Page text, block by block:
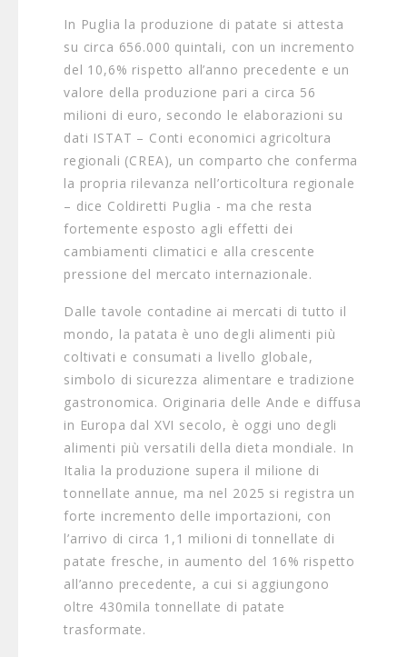
In Puglia la produzione di patate si attesta
su circa 656.000 quintali, con un incremento
del 10,6% rispetto all’anno precedente e un
valore della produzione pari a circa 56
milioni di euro, secondo le elaborazioni su
dati ISTAT – Conti economici agricoltura
regionali (CREA), un comparto che conferma
la propria rilevanza nell’orticoltura regionale
– dice Coldiretti Puglia - ma che resta
fortemente esposto agli effetti dei
cambiamenti climatici e alla crescente
pressione del mercato internazionale.
Dalle tavole contadine ai mercati di tutto il
mondo, la patata è uno degli alimenti più
coltivati e consumati a livello globale,
simbolo di sicurezza alimentare e tradizione
gastronomica. Originaria delle Ande e diffusa
in Europa dal XVI secolo, è oggi uno degli
alimenti più versatili della dieta mondiale. In
Italia la produzione supera il milione di
tonnellate annue, ma nel 2025 si registra un
forte incremento delle importazioni, con
l’arrivo di circa 1,1 milioni di tonnellate di
patate fresche, in aumento del 16% rispetto
all’anno precedente, a cui si aggiungono
oltre 430mila tonnellate di patate
trasformate.